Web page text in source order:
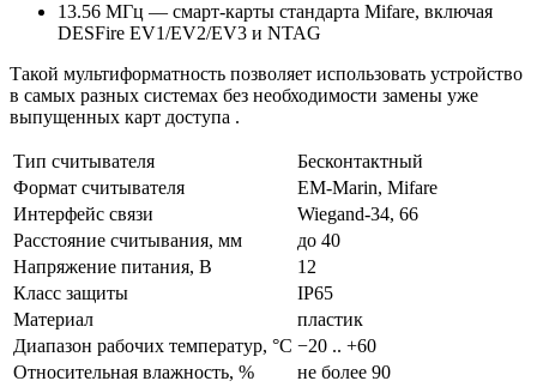
13.56 МГц — смарт-карты стандарта Mifare, включая
DESFire EV1/EV2/EV3 и NTAG
Такой мультиформатность позволяет использовать устройство
в самых разных системах без необходимости замены уже
выпущенных карт доступа .
Тип считывателя
Бесконтактный
Формат считывателя
EM-Marin, Mifare
Интерфейс связи
Wiegand-34, 66
Расстояние считывания, мм
до 40
Напряжение питания, В
12
Класс защиты
IP65
Материал
пластик
Диапазон рабочих температур, °C −20 .. +60
Относительная влажность, %
не более 90